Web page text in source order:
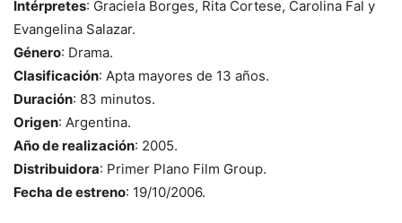
Intérpretes: Graciela Borges, Rita Cortese, Carolina Fal y
Evangelina Salazar.
Género: Drama.
Clasificación: Apta mayores de 13 años.
Duración: 83 minutos.
Origen: Argentina.
Año de realización: 2005.
Distribuidora: Primer Plano Film Group.
Fecha de estreno: 19/10/2006.